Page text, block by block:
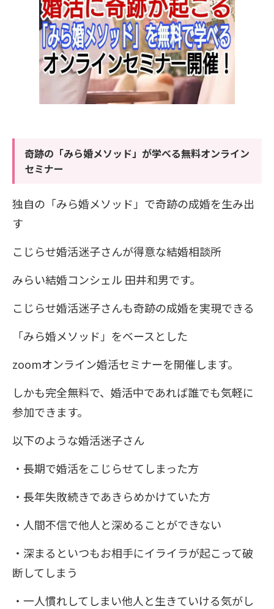
奇跡の「みら婚メソッド」が学べる無料オンライン
セミナー
独自の「みら婚メソッド」で奇跡の成婚を生み出
す
こじらせ婚活迷子さんが得意な結婚相談所
みらい結婚コンシェル 田井和男です。
こじらせ婚活迷子さんも奇跡の成婚を実現できる
「みら婚メソッド」をベースとした
zoomオンライン婚活セミナーを開催します。
しかも完全無料で、婚活中であれば誰でも気軽に
参加できます。
以下のような婚活迷子さん
・長期で婚活をこじらせてしまった方
・長年失敗続きであきらめかけていた方
・人間不信で他人と深めることができない
・深まるといつもお相手にイライラが起こって破
断してしまう
・一人慣れしてしまい他人と生きていける気がし